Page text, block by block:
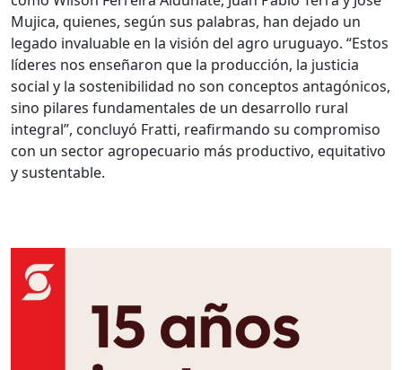
Mujica, quienes, según sus palabras, han dejado un
legado invaluable en la visión del agro uruguayo. “Estos
líderes nos enseñaron que la producción, la justicia
social y la sostenibilidad no son conceptos antagónicos,
sino pilares fundamentales de un desarrollo rural
integral”, concluyó Fratti, reafirmando su compromiso
con un sector agropecuario más productivo, equitativo
y sustentable.